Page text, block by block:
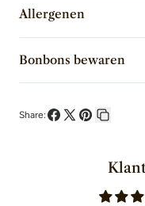
Allergenen
Bonbons bewaren
Share:
Pinterest